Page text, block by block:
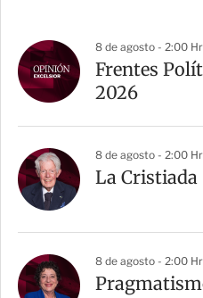
8 de agosto - 2:00
Frentes
2026
8 de agosto - 2:00
La Cristiada
8 de agosto - 2:00